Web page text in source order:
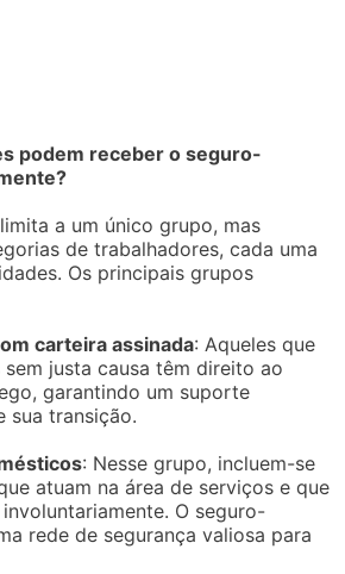
podem receber o seguro-
a um único grupo, mas
de trabalhadores, cada uma
Os principais grupos
carteira assinada: Aqueles que
sem justa causa têm direito ao
garantindo um suporte
sua transição.
: Nesse grupo, incluem-se
atuam na área de serviços e que
O seguro-
rede de segurança valiosa para